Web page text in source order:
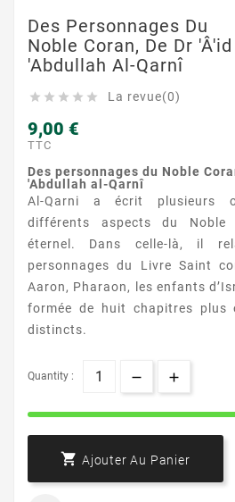
Des Personnages Du
Noble Coran, De Dr 'Â'id
'Abdullah Al-Qarnî
     La revue(0)
9,00 €
TTC
Des personnages du Noble
'Abdullah al-Qarnî
Al-Qarni a écrit plusieurs
différents aspects du Noble
éternel. Dans celle-là, il
personnages du Livre Saint
Aaron, Pharaon, les enfants
formée de huit chapitres plus
distincts.
Quantity :
 Ajouter Au Panier